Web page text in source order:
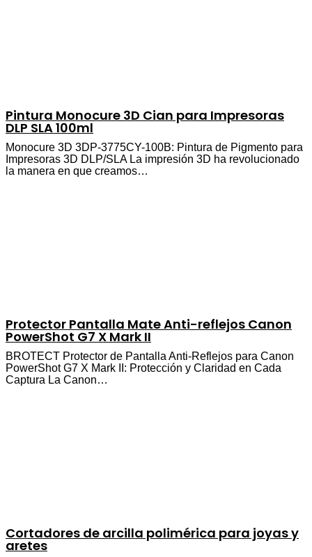
Pintura Monocure 3D Cian para Impresoras
DLP SLA 100ml
Monocure 3D 3DP-3775CY-100B: Pintura de Pigmento para
Impresoras 3D DLP/SLA La impresión 3D ha revolucionado
la manera en que creamos…
Protector Pantalla Mate Anti-reflejos Canon
PowerShot G7 X Mark II
BROTECT Protector de Pantalla Anti-Reflejos para Canon
PowerShot G7 X Mark II: Protección y Claridad en Cada
Captura La Canon…
Cortadores de arcilla polimérica para joyas y
aretes